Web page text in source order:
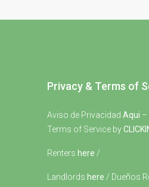
Privacy & Terms of
Aviso de Privacidad Aqui –
Terms of Service by
Renters here /
Landlords here / Dueños